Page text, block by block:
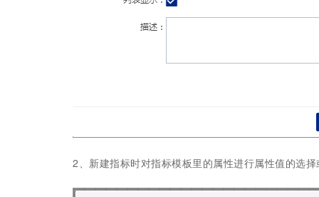
2、新建指标时对指标模板里的属性进行属性值的选